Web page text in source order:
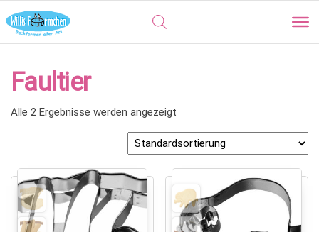
Faultier
Alle 2 Ergebnisse werden angezeigt